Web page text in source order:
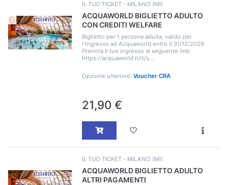
IL TUO TICKET - MILANO (MI)
ACQUAWORLD BIGLIETTO ADULTO
CON CREDITI WELFARE
Biglietto per 1 persona adulta, valido per
l'ingresso ad Acquaworld entro il 31/12/2026.
Prenota il tuo ingresso al seguente link:
https://acquaworld.it/it/s...
Opzione ulteriore: Voucher CRA
21,90 €
IL TUO TICKET - MILANO (MI)
ACQUAWORLD BIGLIETTO ADULTO
ALTRI PAGAMENTI